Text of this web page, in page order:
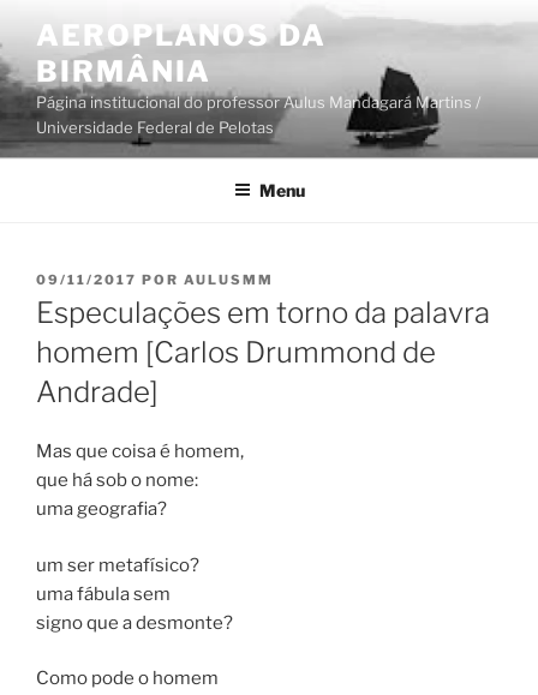
para
o
conteúdo
AEROPLANOS DA
BIRMÂNIA
Página institucional do professor Aulus Mandagará Martins /
Universidade Federal de Pelotas
Menu
PUBLICADO
EM
09/11/2017 POR AULUSMM
Especulações em torno da palavra
homem [Carlos Drummond de
Andrade]
Mas que coisa é homem,
que há sob o nome:
uma geografia?
um ser metafísico?
uma fábula sem
signo que a desmonte?
Como pode o homem